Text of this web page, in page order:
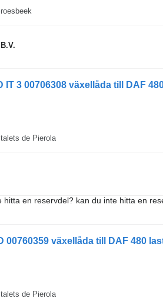
IT 3 00706308 växellåda till DAF
de Pierola
en reservdel? kan du inte hitta en
00760359 växellåda till DAF 480
de Pierola